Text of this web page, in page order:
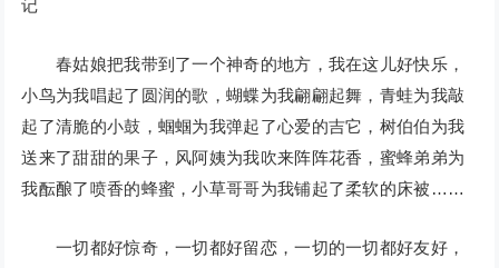
记
春姑娘把我带到了一个神奇的地方，我在这儿好快乐，
小鸟为我唱起了圆润的歌，蝴蝶为我翩翩起舞，青蛙为我敲
起了清脆的小鼓，蝈蝈为我弹起了心爱的吉它，树伯伯为我
送来了甜甜的果子，风阿姨为我吹来阵阵花香，蜜蜂弟弟为
我酝酿了喷香的蜂蜜，小草哥哥为我铺起了柔软的床被……
一切都好惊奇，一切都好留恋，一切的一切都好友好，